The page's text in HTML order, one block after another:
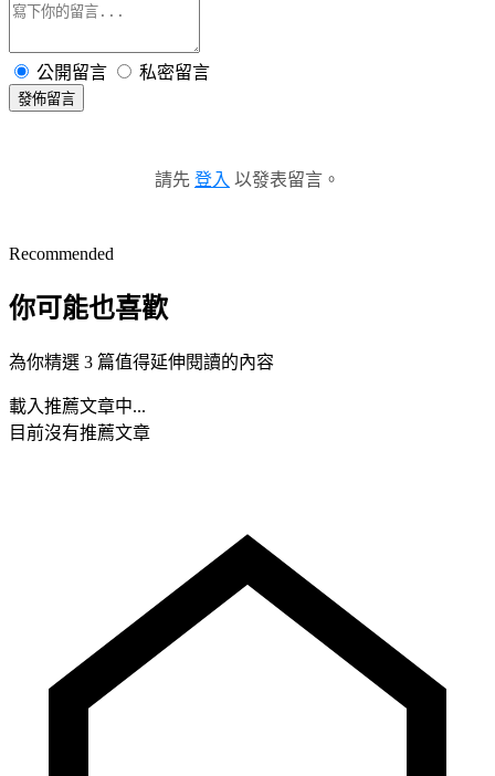
公開留言 私密留言
發佈留言
請先 登入 以發表留言。
Recommended
你可能也喜歡
為你精選 3 篇值得延伸閱讀的內容
載入推薦文章中...
目前沒有推薦文章